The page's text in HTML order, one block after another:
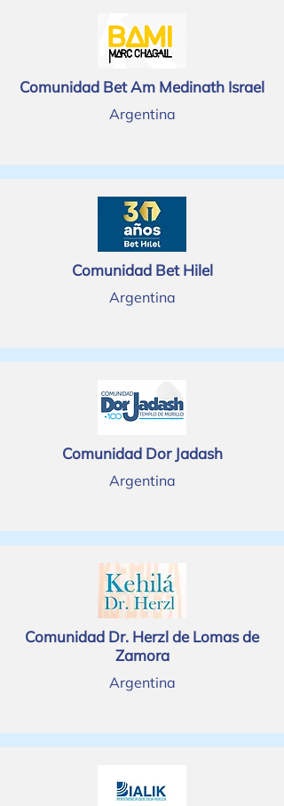
Comunidad Bet Am Medinath Israel
Argentina
Comunidad Bet Hilel
Argentina
Comunidad Dor Jadash
Argentina
Comunidad Dr. Herzl de Lomas de
Zamora
Argentina